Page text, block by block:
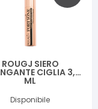
ROUGJ SIERO
CIGLIA 3,5
ML
Disponibile